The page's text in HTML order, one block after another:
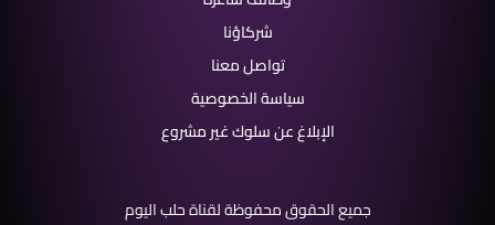
شركاؤنا
تواصل معنا
سياسة الخصوصية
الإبلاغ عن سلوك غير مشروع
جميع الحقوق محفوظة لقناة حلب اليوم